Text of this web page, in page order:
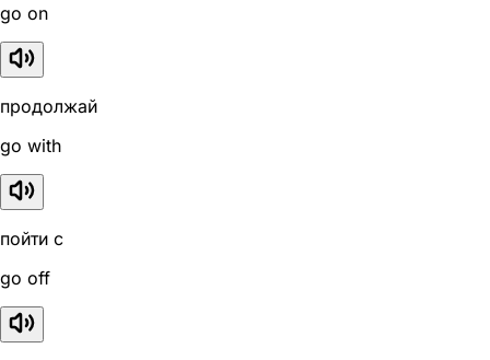
go on
продолжай
go with
пойти с
go off